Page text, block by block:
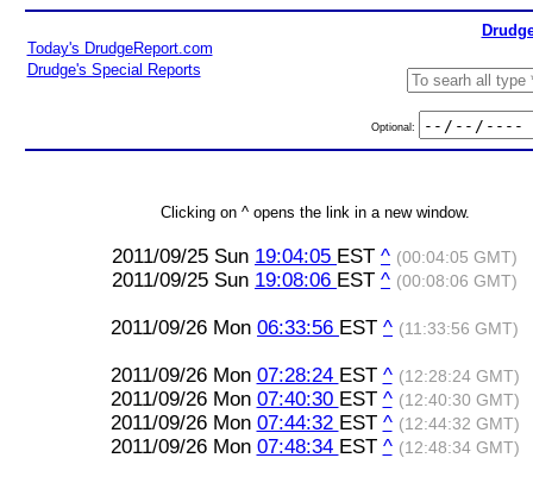
Today's DrudgeReport.com
Drudge's Special Reports
Optional:
Clicking on ^ opens the link in a new window.
2011/09/25 Sun 19:04:05 EST ^ (00:04:05 GMT)
2011/09/25 Sun 19:08:06 EST ^ (00:08:06 GMT)
2011/09/26 Mon 06:33:56 EST ^ (11:33:56 GMT)
2011/09/26 Mon 07:28:24 EST ^ (12:28:24 GMT)
2011/09/26 Mon 07:40:30 EST ^ (12:40:30 GMT)
2011/09/26 Mon 07:44:32 EST ^ (12:44:32 GMT)
2011/09/26 Mon 07:48:34 EST ^ (12:48:34 GMT)